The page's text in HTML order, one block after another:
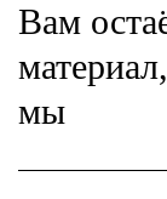
Вам
мы